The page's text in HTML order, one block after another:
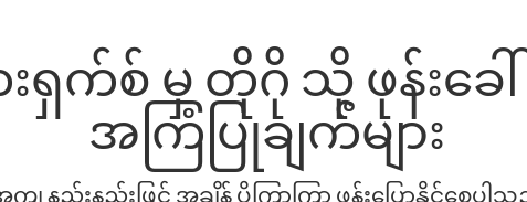
ရှက်စ် မှ တိုဂို သို့ ဖုန်းခေ
အကြံပြုချက်များ
နည်းနည်းဖြင့် အချိန် ပိုကြာကြာ ဖုန်းပြောနိုင်စေ